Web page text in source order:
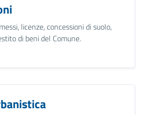
licenze, concessioni di suolo,
di beni del Comune.